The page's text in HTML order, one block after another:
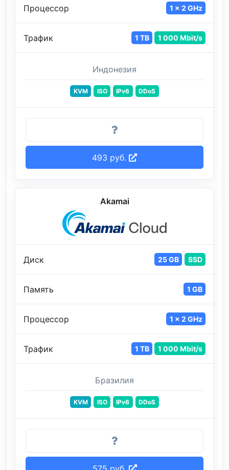
Процессор 1 x 2 GHz
Трафик 1 TB 1 000 Mbit/s
Индонезия
KVM ISO IPv6 DDoS
493 руб.
Akamai
Диск 25 GB SSD
Память 1 GB
Процессор 1 x 2 GHz
Трафик 1 TB 1 000 Mbit/s
Бразилия
KVM ISO IPv6 DDoS